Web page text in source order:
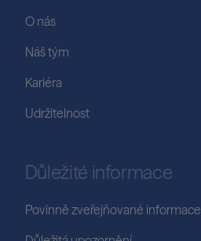
O nás
Náš tým
Kariéra
Udržitelnost
Důležité informace
Povinně zveřejňované informace